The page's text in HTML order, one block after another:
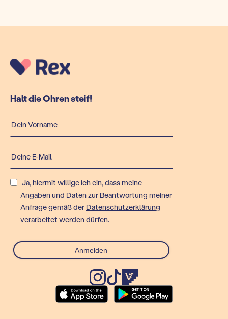
Halt die Ohren steif!
Ja, hiermit willige ich ein, dass meine
Angaben und Daten zur Beantwortung meiner
Anfrage gemäß der Datenschutzerklärung
verarbeitet werden dürfen.